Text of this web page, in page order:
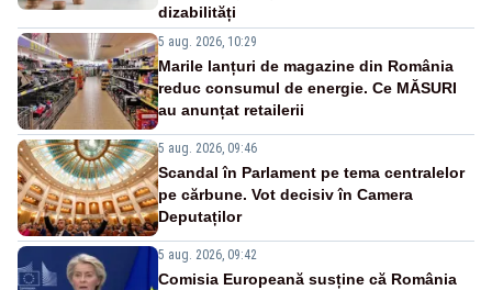
dizabilități
5 aug. 2026, 10:29
Marile lanțuri de magazine din România
reduc consumul de energie. Ce MĂSURI
au anunțat retailerii
5 aug. 2026, 09:46
Scandal în Parlament pe tema centralelor
pe cărbune. Vot decisiv în Camera
Deputaților
5 aug. 2026, 09:42
Comisia Europeană susține că România